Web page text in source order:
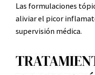
Las formulaciones
aliviar el picor
supervisión médica.